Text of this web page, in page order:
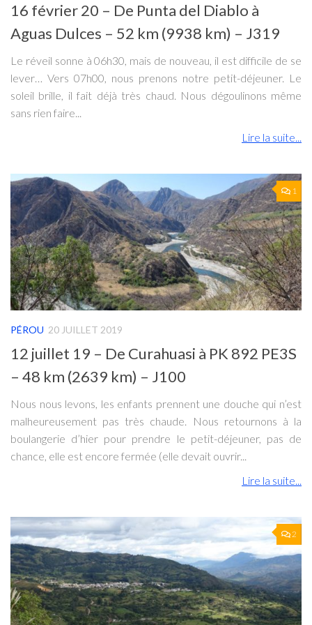
16 février 20 – De Punta del Diablo à
Aguas Dulces – 52 km (9938 km) – J319
Le réveil sonne à 06h30, mais de nouveau, il est difficile de se
lever… Vers 07h00, nous prenons notre petit-déjeuner. Le
soleil brille, il fait déjà très chaud. Nous dégoulinons même
sans rien faire...
Lire la suite...
1
PÉROU 20 JUILLET 2019
12 juillet 19 – De Curahuasi à PK 892 PE3S
– 48 km (2639 km) – J100
Nous nous levons, les enfants prennent une douche qui n’est
malheureusement pas très chaude. Nous retournons à la
boulangerie d’hier pour prendre le petit-déjeuner, pas de
chance, elle est encore fermée (elle devait ouvrir...
Lire la suite...
2